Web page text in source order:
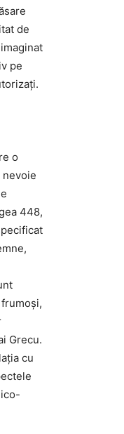
de
pe
o
nevoie
448,
Grecu.
cu